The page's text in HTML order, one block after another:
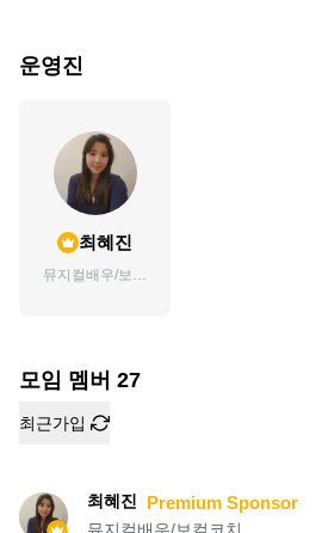
운영진
최혜진
뮤지컬배우/보컬
모임 멤버 27
최근가입
최혜진 Premium Sponsor